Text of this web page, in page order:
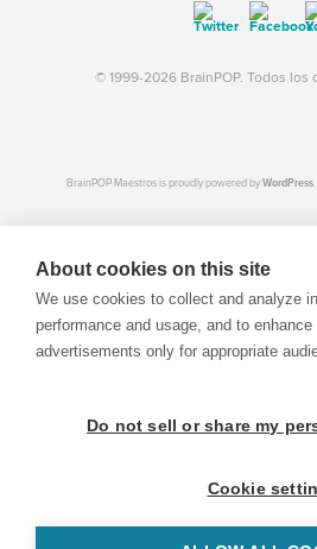
© 1999-2026 BrainPOP. Todos los
BrainPOP Maestros is proudly powered byWordPress
About cookies on this site
We use cookies to collect and analyze
performance and usage, and to
advertisements only for appropriate
Do not sell or share my
Cookie